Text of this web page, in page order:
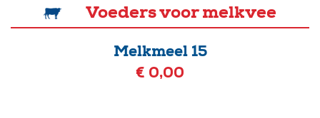
Voeders voor melkvee
Melkmeel 15
€ 0,00